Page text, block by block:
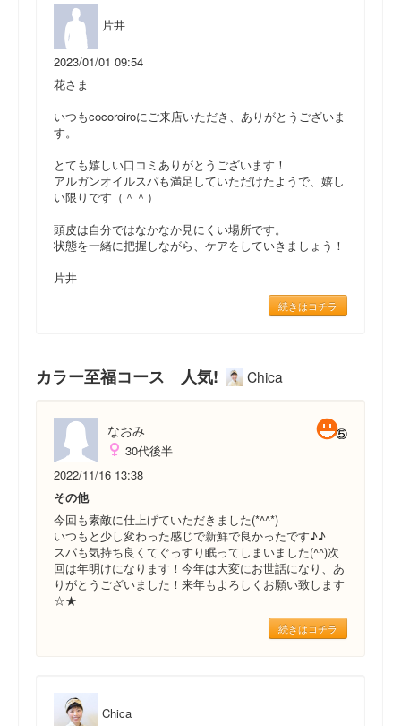
片井
2023/01/01 09:54
花さま
いつもcocoroiroにご来店いただき、ありがとうございま
す。
とても嬉しい口コミありがとうございます！
アルガンオイルスパも満足していただけたようで、嬉し
い限りです（＾＾）
頭皮は自分ではなかなか見にくい場所です。
状態を一緒に把握しながら、ケアをしていきましょう！
片井
続きはコチラ
カラー至福コース 人気! Chica
なおみ
30代後半
2022/11/16 13:38
その他
今回も素敵に仕上げていただきました(*^^*)
いつもと少し変わった感じで新鮮で良かったです♪♪
スパも気持ち良くてぐっすり眠ってしまいました(^^)次
回は年明けになります！今年は大変にお世話になり、あ
りがとうございました！来年もよろしくお願い致します
☆★
続きはコチラ
Chica